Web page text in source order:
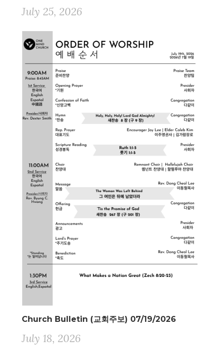
July 25, 2026
Church Bulletin (교회주보) 07/19/2026
July 18, 2026